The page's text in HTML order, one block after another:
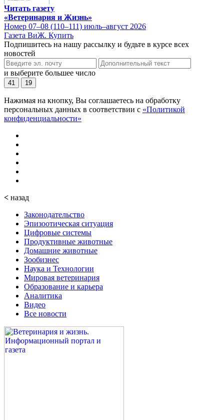
Читать газету
«Ветеринария и Жизнь»
Номер 07–08 (110–111) июль–август 2026
Газета ВиЖ. Купить
Подпишитесь на нашу рассылку и будьте в курсе всех
новостей
и выберите большее число
41 19
Нажимая на кнопку, Вы соглашаетесь на обработку
персональных данных в соответствии с «Политикой
конфиденциальности»
< назад
Законодательство
Эпизоотическая ситуация
Цифровые системы
Продуктивные животные
Домашние животные
Зообизнес
Наука и Технологии
Мировая ветеринария
Образование и карьера
Аналитика
Видео
Все новости